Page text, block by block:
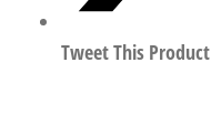
量
Tweet This Product